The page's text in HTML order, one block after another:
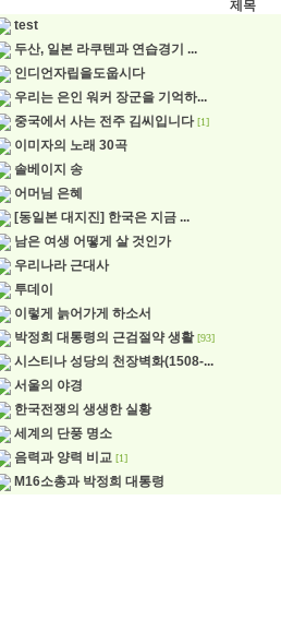
제목
test
두산, 일본 라쿠텐과 연습경기 ...
인디언자립을도웁시다
우리는 은인 워커 장군을 기억하...
중국에서 사는 전주 김씨입니다 [1]
이미자의 노래 30곡
솔베이지 송
어머님 은혜
[동일본 대지진] 한국은 지금 ...
남은 여생 어떻게 살 것인가
우리나라 근대사
투데이
이렇게 늙어가게 하소서
박정희 대통령의 근검절약 생활 [93]
시스티나 성당의 천장벽화(1508-...
서울의 야경
한국전쟁의 생생한 실황
세계의 단풍 명소
음력과 양력 비교 [1]
M16소총과 박정희 대통령